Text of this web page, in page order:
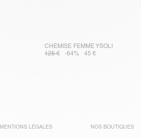
CHEMISE FEMME YSOLI
125 €
-64% 45 €
MENTIONS LÉGALES NOS BOUTIQUES